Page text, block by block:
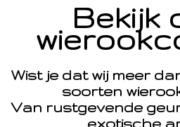
Bekijk
Wist je dat wij meer
soorten
Van rustgevende
exotische